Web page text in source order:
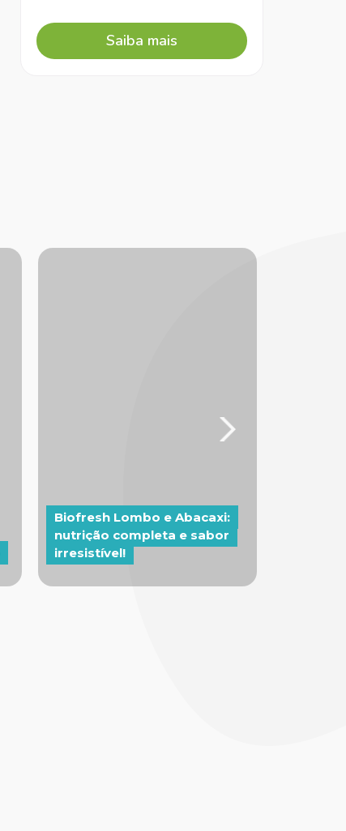
Saiba mais
Biofresh Lombo e Abacaxi:
nutrição completa e sabor
irresistível!